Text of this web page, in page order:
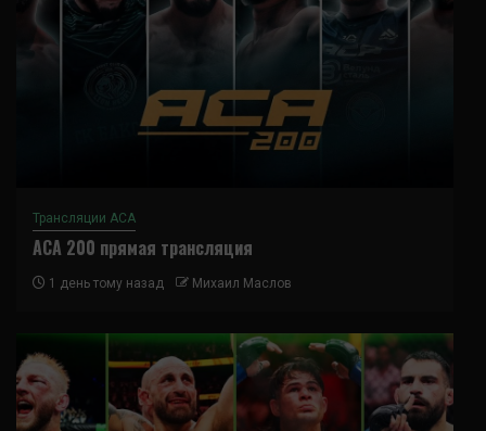
Трансляции ACA
ACA 200 прямая трансляция
1 день тому назад Михаил Маслов